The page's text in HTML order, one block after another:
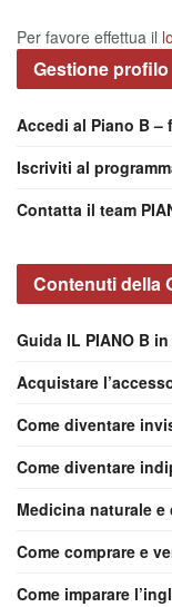
Per favore effettua il
Gestione profilo
Accedi al Piano B –
Iscriviti al
Contatta il team
Contenuti della
Guida IL PIANO B
Acquistare
Come diventare
Come diventare
Medicina naturale
Come comprare e
Come imparare